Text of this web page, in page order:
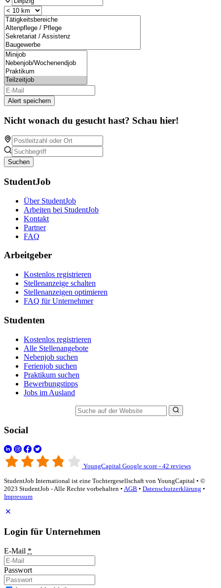
Alert speichern
Nicht wonach du gesucht hast? Schau hier!
Suchen
StudentJob
Über StudentJob
Arbeiten bei StudentJob
Kontakt
Partner
FAQ
Arbeitgeber
Kostenlos registrieren
Stellenanzeige schalten
Stellenanzeigen optimieren
FAQ für Unternehmer
Studenten
Kostenlos registrieren
Alle Stellenangebote
Nebenjob suchen
Ferienjob suchen
Praktikum suchen
Bewerbungstipps
Jobs im Ausland
Social
YoungCapital Google score - 42 reviews
StudentJob International ist eine Tochtergesellschaft von YoungCapital • ©
2023 StudentJob - Alle Rechte vorbehalten • AGB • Datenschutzerklärung •
Impressum
Login für Unternehmen
E-Mail *
Passwort